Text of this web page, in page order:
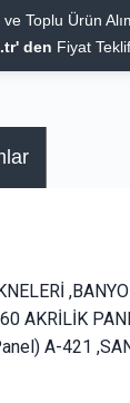
Toplu Ürün
den Fiyat
AKRİLİK
A-421